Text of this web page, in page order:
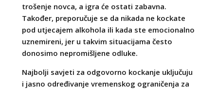
trošenje novca, a igra će ostati zabavna.
Također, preporučuje se da nikada ne kockate
pod utjecajem alkohola ili kada ste emocionalno
uznemireni, jer u takvim situacijama često
donosimo nepromišljene odluke.
Najbolji savjeti za odgovorno kockanje uključuju
i jasno određivanje vremenskog ograničenja za